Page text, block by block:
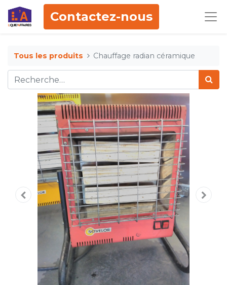
Contactez-nous
Tous les produits Chauffage radian céramique